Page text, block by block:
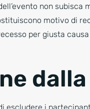
non
motivo di
per giusta